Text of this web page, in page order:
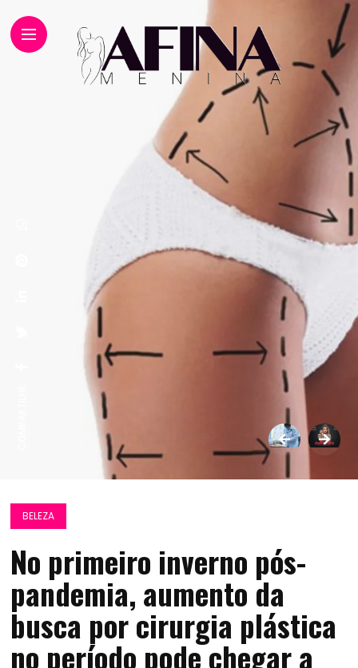
BELEZA
No primeiro inverno pós-
pandemia, aumento da
busca por cirurgia plástica
no período pode chegar a